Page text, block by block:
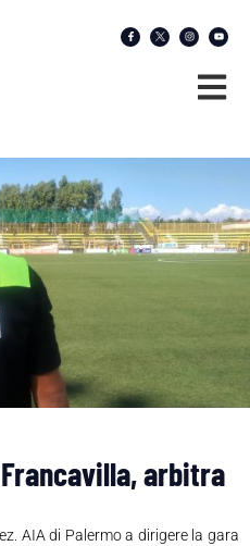
arbitra
AIA di Palermo a dirigere la gara